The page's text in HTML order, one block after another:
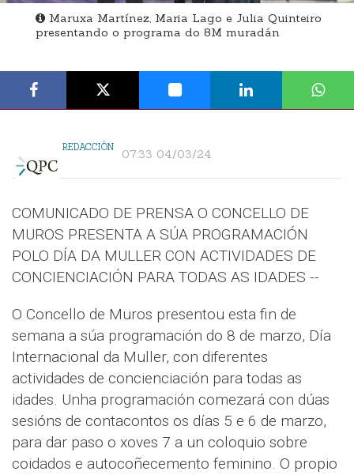
Maruxa Martínez, Maria Lago e Julia Quinteiro
presentando o programa do 8M muradán
REDACCIÓN 07:33 04/03/24
COMUNICADO DE PRENSA O CONCELLO DE
MUROS PRESENTA A SÚA PROGRAMACIÓN
POLO DÍA DA MULLER CON ACTIVIDADES DE
CONCIENCIACIÓN PARA TODAS AS IDADES --
O Concello de Muros presentou esta fin de
semana a súa programación do 8 de marzo, Día
Internacional da Muller, con diferentes
actividades de concienciación para todas as
idades. Unha programación comezará con dúas
sesións de contacontos os días 5 e 6 de marzo,
para dar paso o xoves 7 a un coloquio sobre
coidados e autocoñecemento feminino. O propio